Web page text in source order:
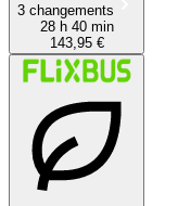
3 changements
28 h 40 min
143,95 €